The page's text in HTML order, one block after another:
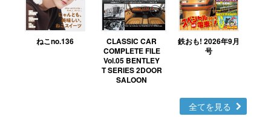
ねこno.136
CLASSIC CAR
COMPLETE FILE
Vol.05 BENTLEY
T SERIES 2DOOR
SALOON
鉄おも! 2026年9月
号
全てを見る